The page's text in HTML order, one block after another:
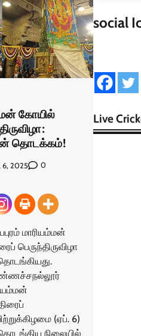
கோயில்
தொடக்கம்!
6, 2025 0
மாரியம்மன்
பெருந்திருவிழா
(ஏப். 6)
நிலையில்
social
Live